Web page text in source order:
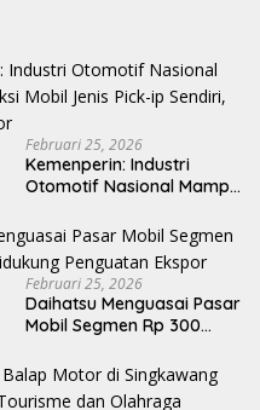
Februari 25, 2026
Kemenperin: Industri
Otomotif Nasional Mampu
ip Sendiri, Tak Perlu Impor
Februari 25, 2026
Daihatsu Menguasai Pasar
Mobil Segmen Rp 300
Ekspor